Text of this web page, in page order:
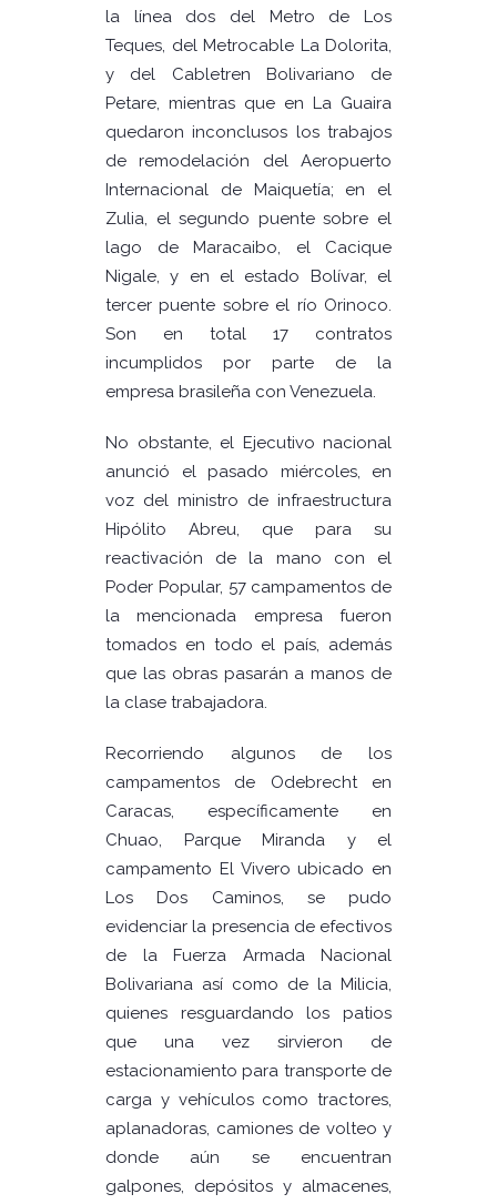
la línea dos del Metro de Los
Teques, del Metrocable La Dolorita,
y del Cabletren Bolivariano de
Petare, mientras que en La Guaira
quedaron inconclusos los trabajos
de remodelación del Aeropuerto
Internacional de Maiquetía; en el
Zulia, el segundo puente sobre el
lago de Maracaibo, el Cacique
Nigale, y en el estado Bolívar, el
tercer puente sobre el río Orinoco.
Son en total 17 contratos
incumplidos por parte de la
empresa brasileña con Venezuela.
No obstante, el Ejecutivo nacional
anunció el pasado miércoles, en
voz del ministro de infraestructura
Hipólito Abreu, que para su
reactivación de la mano con el
Poder Popular, 57 campamentos de
la mencionada empresa fueron
tomados en todo el país, además
que las obras pasarán a manos de
la clase trabajadora.
Recorriendo algunos de los
campamentos de Odebrecht en
Caracas, específicamente en
Chuao, Parque Miranda y el
campamento El Vivero ubicado en
Los Dos Caminos, se pudo
evidenciar la presencia de efectivos
de la Fuerza Armada Nacional
Bolivariana así como de la Milicia,
quienes resguardando los patios
que una vez sirvieron de
estacionamiento para transporte de
carga y vehículos como tractores,
aplanadoras, camiones de volteo y
donde aún se encuentran
galpones, depósitos y almacenes,